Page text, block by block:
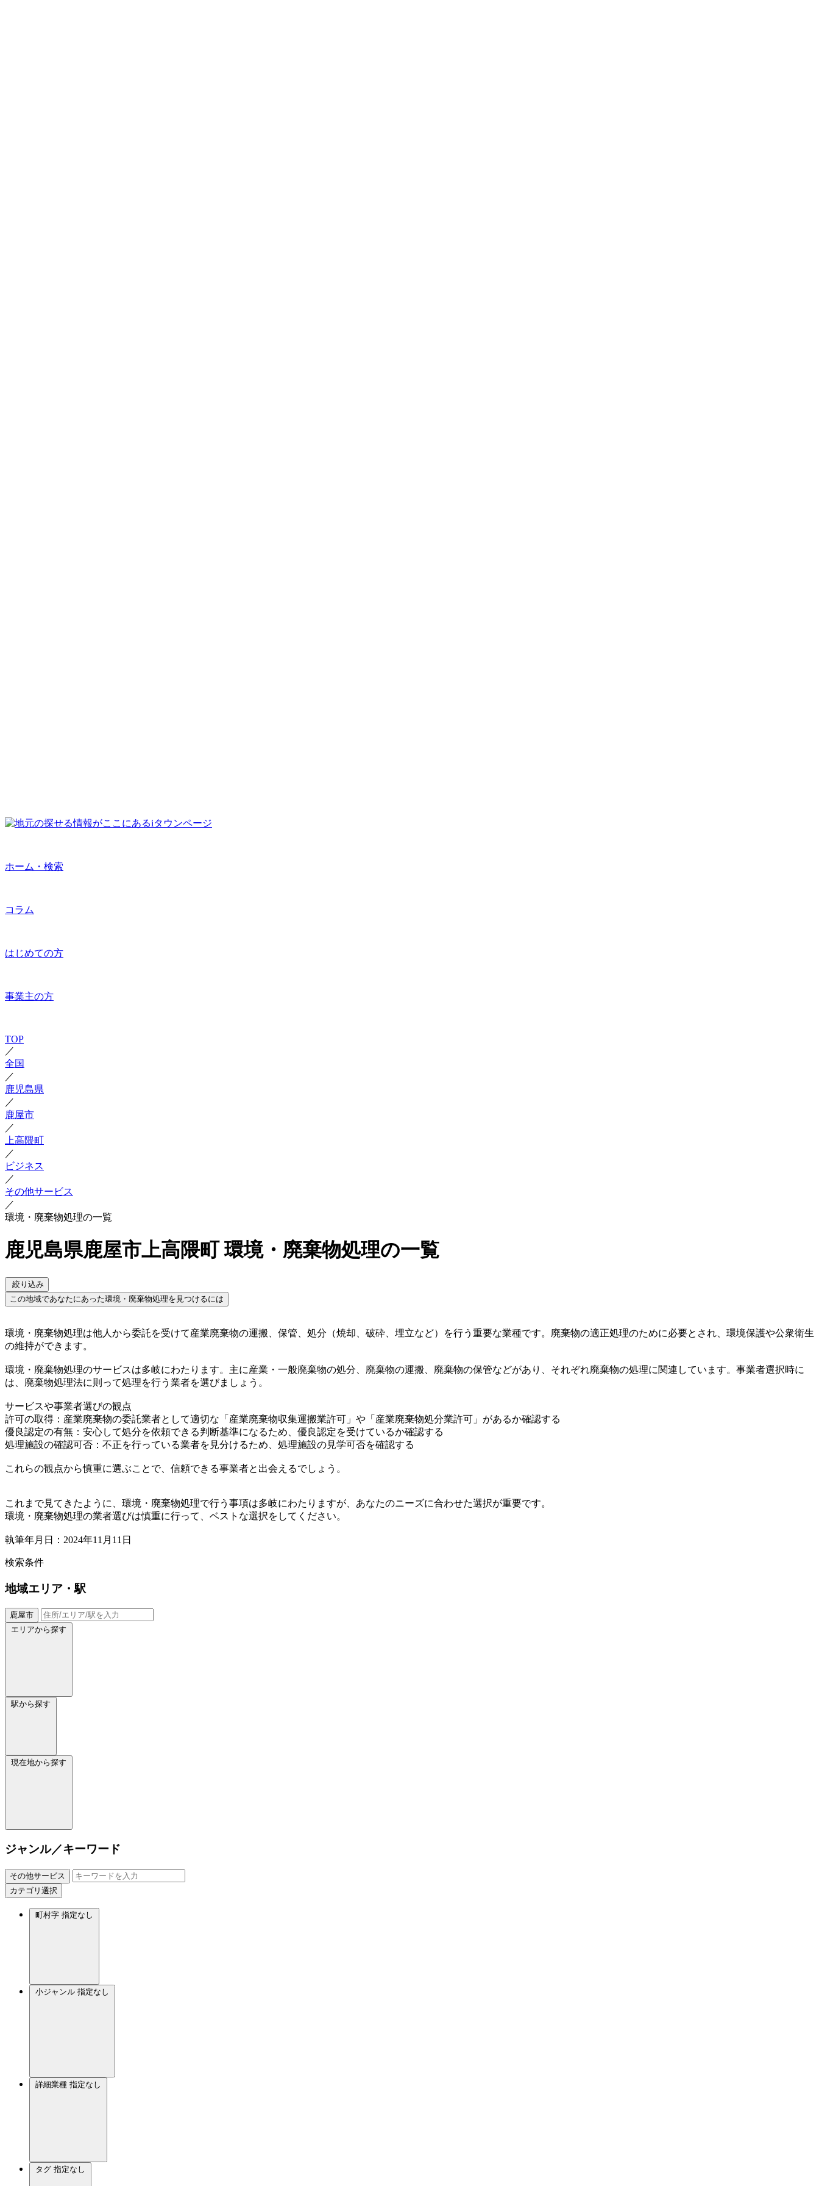
ホーム・検索
コラム
はじめての方
事業主の方
TOP
／
全国
／
鹿児島県
／
鹿屋市
／
上高隈町
／
ビジネス
／
その他サービス
／
環境・廃棄物処理の一覧
鹿児島県鹿屋市上高隈町 環境・廃棄物処理の一覧
絞り込み
この地域であなたにあった環境・廃棄物処理を見つけるには
環境・廃棄物処理は他人から委託を受けて産業廃棄物の運搬、保管、処分（焼却、破砕、埋立など）を行う重要な業種です。廃棄物の適正処理のために必要とされ、環境保護や公衆衛生
の維持ができます。
環境・廃棄物処理のサービスは多岐にわたります。主に産業・一般廃棄物の処分、廃棄物の運搬、廃棄物の保管などがあり、それぞれ廃棄物の処理に関連しています。事業者選択時に
は、廃棄物処理法に則って処理を行う業者を選びましょう。
サービスや事業者選びの観点
許可の取得：産業廃棄物の委託業者として適切な「産業廃棄物収集運搬業許可」や「産業廃棄物処分業許可」があるか確認する
優良認定の有無：安心して処分を依頼できる判断基準になるため、優良認定を受けているか確認する
処理施設の確認可否：不正を行っている業者を見分けるため、処理施設の見学可否を確認する
これらの観点から慎重に選ぶことで、信頼できる事業者と出会えるでしょう。
これまで見てきたように、環境・廃棄物処理で行う事項は多岐にわたりますが、あなたのニーズに合わせた選択が重要です。
環境・廃棄物処理の業者選びは慎重に行って、ベストな選択をしてください。
執筆年月日：2024年11月11日
検索条件
地域エリア・駅
鹿屋市
エリアから探す
駅から探す
現在地から探す
ジャンル／キーワード
その他サービス
カテゴリ選択
町村字 指定なし
小ジャンル 指定なし
詳細業種 指定なし
タグ 指定なし